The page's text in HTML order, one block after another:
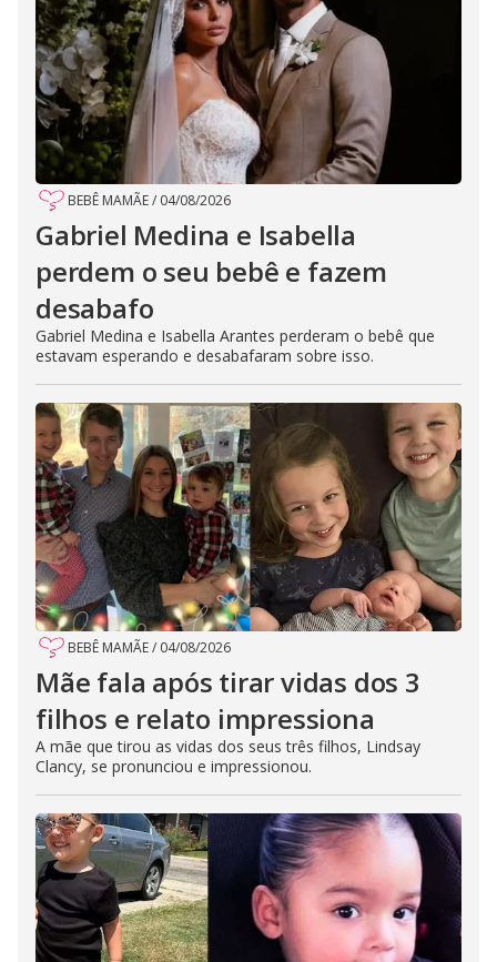
BEBÊ MAMÃE/ 04/08/2026
Gabriel Medina e Isabella
perdem o seu bebê e fazem
desabafo
Gabriel Medina e Isabella Arantes perderam o bebê que
estavam esperando e desabafaram sobre isso.
BEBÊ MAMÃE/ 04/08/2026
Mãe fala após tirar vidas dos 3
filhos e relato impressiona
A mãe que tirou as vidas dos seus três filhos, Lindsay
Clancy, se pronunciou e impressionou.